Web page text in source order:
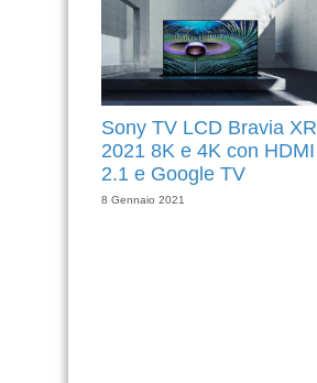
Sony TV LCD Bravia XR
2021 8K e 4K con HDMI
2.1 e Google TV
8 Gennaio 2021